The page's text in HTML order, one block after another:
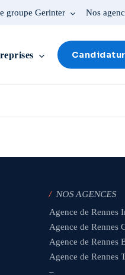
groupe Gerinter Nos
/ NOS AGENCES
Agence de Rennes
Agence de Rennes
Agence de Rennes
Agence de Rennes
–